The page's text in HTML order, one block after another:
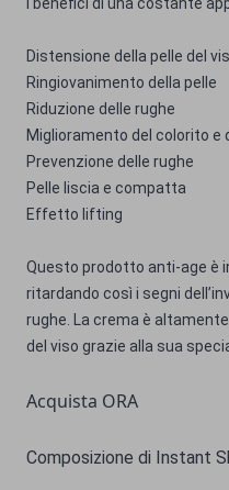
Distensione della pelle del
Ringiovanimento della pelle
Riduzione delle rughe
Miglioramento del colorito e
Prevenzione delle rughe
Pelle liscia e compatta
Effetto lifting
Questo prodotto anti-age è
ritardando così i segni
rughe. La crema è
del viso grazie alla sua
Acquista ORA
Composizione di Instant